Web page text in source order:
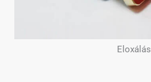
Eloxálás